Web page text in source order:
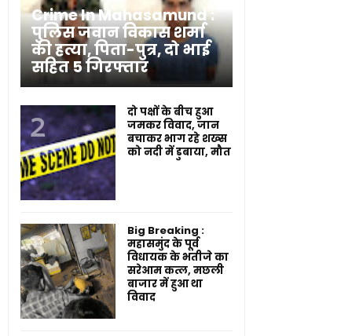
Crime In Mahasamund :
पुलिस जवान विकास शर्मा
की हत्या, पिता-पुत्र, दो भाई
सहित 5 गिरफ्तार
दो पक्षों के बीच हुआ
जमकर विवाद, जान
बचाकर भाग रहे शख्स
को नदी में डुबाया, मौत
Big Breaking :
महासमुंद के पूर्व
विधायक के भतीजे का
सरेआम कत्ल, मछली
बाजार में हुआ था
विवाद